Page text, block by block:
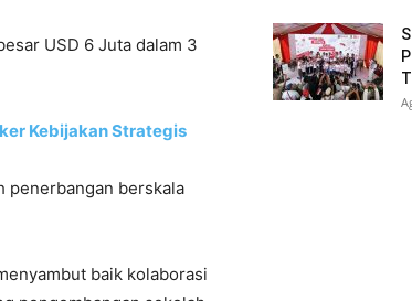
USD 6 Juta dalam 3
Kebijakan Strategis
penerbangan berskala
baik kolaborasi